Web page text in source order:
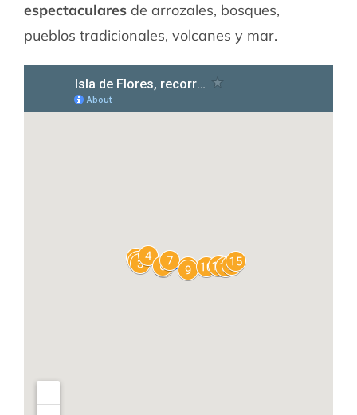
espectacularesde arrozales, bosques,
pueblos tradicionales, volcanes y mar.